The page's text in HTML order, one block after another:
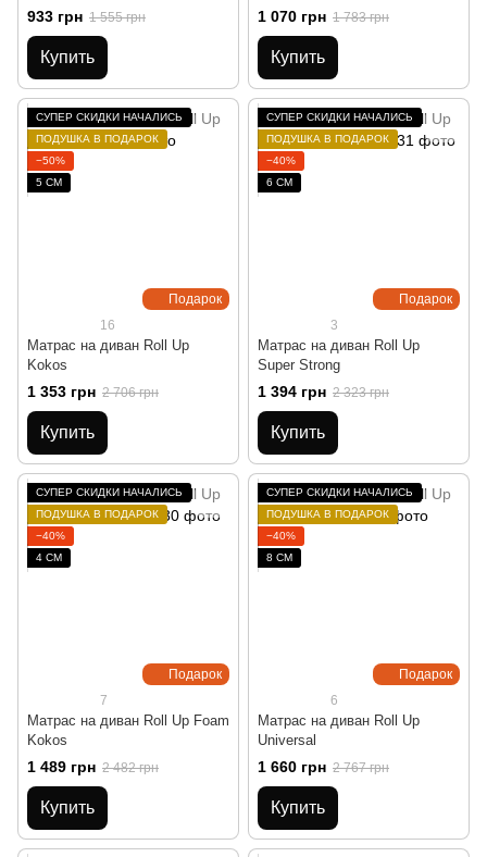
933 грн 1 555 грн
Купить
1 070 грн 1 783 грн
Купить
Подарок
СУПЕР СКИДКИ НАЧАЛИСЬ
ПОДУШКА В ПОДАРОК
−50%
5 СМ
16
Матрас на диван Roll Up
Kokos
1 353 грн 2 706 грн
Купить
Подарок
СУПЕР СКИДКИ НАЧАЛИСЬ
ПОДУШКА В ПОДАРОК
−40%
6 СМ
3
Матрас на диван Roll Up
Super Strong
1 394 грн 2 323 грн
Купить
Подарок
СУПЕР СКИДКИ НАЧАЛИСЬ
ПОДУШКА В ПОДАРОК
−40%
4 СМ
7
Матрас на диван Roll Up Foam
Kokos
1 489 грн 2 482 грн
Купить
Подарок
СУПЕР СКИДКИ НАЧАЛИСЬ
ПОДУШКА В ПОДАРОК
−40%
8 СМ
6
Матрас на диван Roll Up
Universal
1 660 грн 2 767 грн
Купить